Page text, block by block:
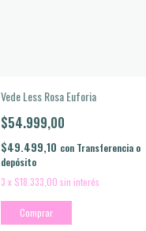
Vede Less Rosa Euforia
$54.999,00
$49.499,10 con Transferencia o
depósito
3 x $18.333,00 sin interés
Comprar